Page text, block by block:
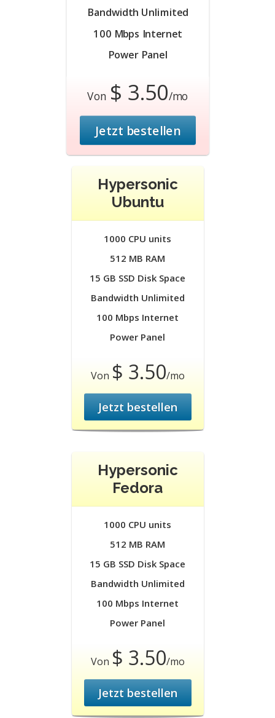
Bandwidth Unlimited
100 Mbps Internet
Power Panel
Von $ 3.50/mo
Jetzt bestellen
Hypersonic
Ubuntu
1000 CPU units
512 MB RAM
15 GB SSD Disk Space
Bandwidth Unlimited
100 Mbps Internet
Power Panel
Von $ 3.50/mo
Jetzt bestellen
Hypersonic
Fedora
1000 CPU units
512 MB RAM
15 GB SSD Disk Space
Bandwidth Unlimited
100 Mbps Internet
Power Panel
Von $ 3.50/mo
Jetzt bestellen